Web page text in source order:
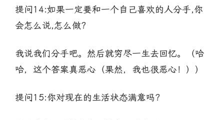
提问14:如果一定要和一个自己喜欢的人分手,你
会怎么说,怎么做?
我说我们分手吧。然后就穷尽一生去回忆。（哈
哈，这个答案真恶心（果然，我也很恶心！））
提问15:你对现在的生活状态满意吗?